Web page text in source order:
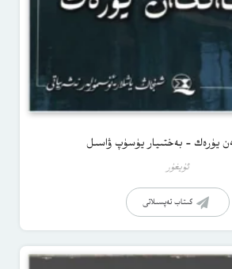
يۈرەك – بەختىيار يۈسۈپ ۋاسىل
ئۇيغۇر
كىتاب تەپسىلاتى